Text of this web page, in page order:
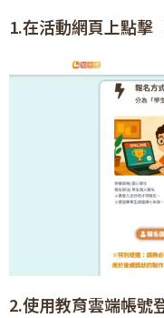
1.在活動網頁上點擊
2.使用教育雲端帳號